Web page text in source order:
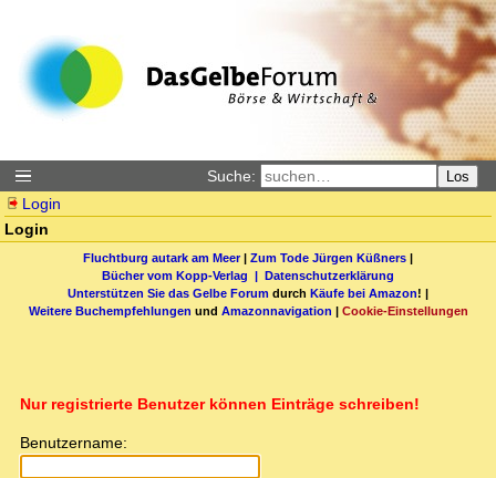
Suche: Los
Login
Login
Fluchtburg autark am Meer| Zum Tode Jürgen Küßners |
Bücher vom Kopp-Verlag | Datenschutzerklärung
Unterstützen Sie das Gelbe Forum durch Käufe bei Amazon! |
Weitere Buchempfehlungen und Amazonnavigation | Cookie-Einstellungen
Nur registrierte Benutzer können Einträge schreiben!
Benutzername: